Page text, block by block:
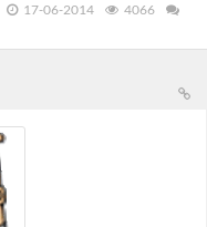
17-06-2014
4066